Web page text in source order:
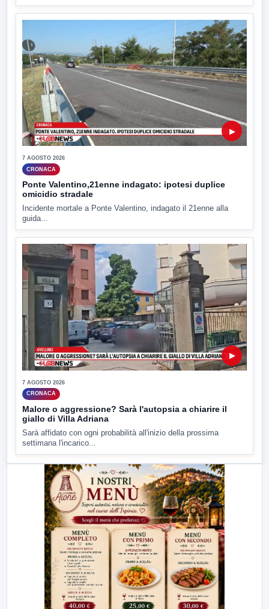
▶
7 AGOSTO 2026
CRONACA
Ponte Valentino,21enne indagato: ipotesi duplice
omicidio stradale
Incidente mortale a Ponte Valentino, indagato il 21enne alla
guida...
▶
7 AGOSTO 2026
CRONACA
Malore o aggressione? Sarà l'autopsia a chiarire il
giallo di Villa Adriana
Sarà affidato con ogni probabilità all'inizio della prossima
settimana l'incarico...